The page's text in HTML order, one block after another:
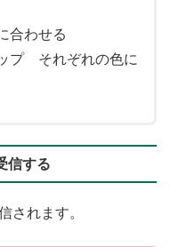
合わせる
プ それぞれの色に
信する
されます。